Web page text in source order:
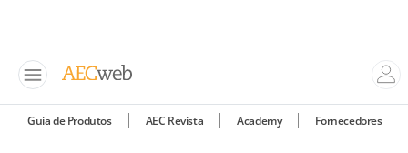
Guia de Produtos AEC Revista Academy Fornecedores